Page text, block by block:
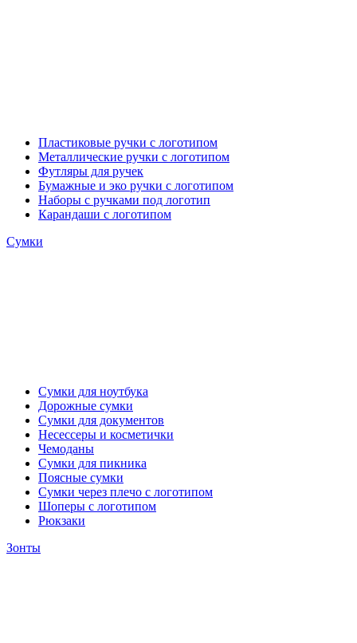
Пластиковые ручки с логотипом
Металлические ручки с логотипом
Футляры для ручек
Бумажные и эко ручки с логотипом
Наборы с ручками под логотип
Карандаши с логотипом
Сумки
Сумки для ноутбука
Дорожные сумки
Сумки для документов
Несессеры и косметички
Чемоданы
Сумки для пикника
Поясные сумки
Сумки через плечо с логотипом
Шоперы с логотипом
Рюкзаки
Зонты